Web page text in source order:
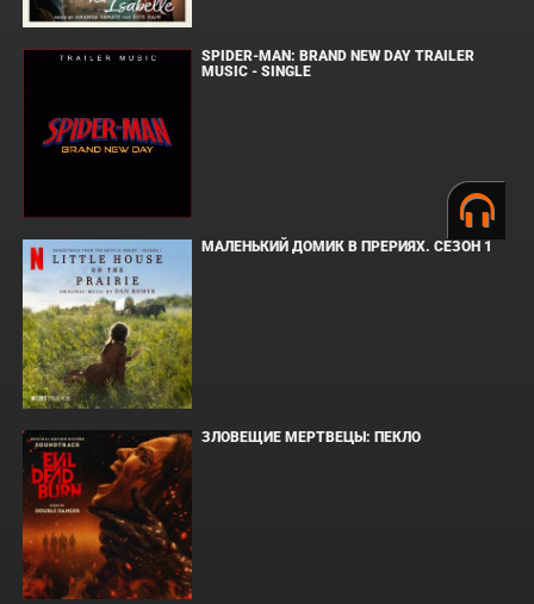
SPIDER-MAN: BRAND NEW DAY TRAILER
MUSIC - SINGLE
МАЛЕНЬКИЙ ДОМИК В ПРЕРИЯХ. СЕЗОН 1
ЗЛОВЕЩИЕ МЕРТВЕЦЫ: ПЕКЛО